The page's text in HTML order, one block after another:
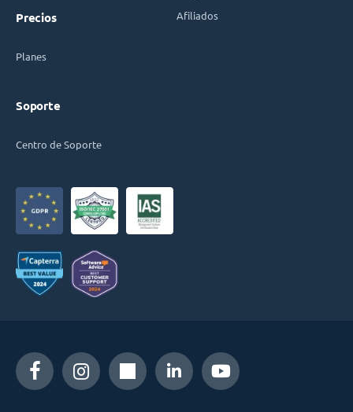
Precios
Planes
Soporte
Centro de Soporte
Afiliados